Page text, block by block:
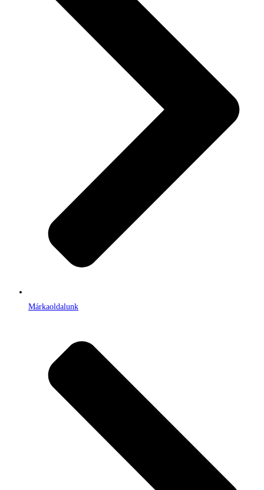
Márkaoldalunk